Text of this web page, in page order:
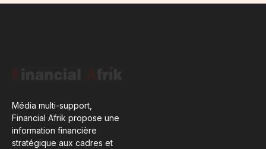
Média multi-support,
Financial Afrik propose une
information financière
stratégique aux cadres et